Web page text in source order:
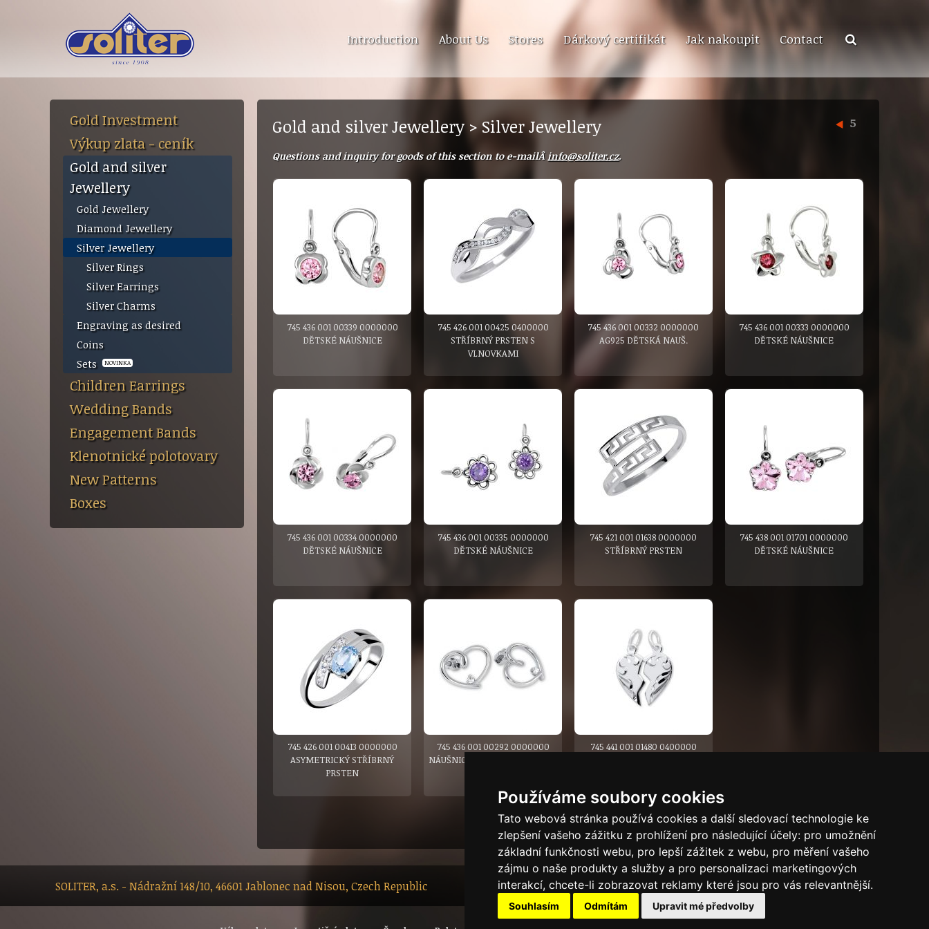
Používáme soubory cookies
Tato webová stránka používá cookies a další sledovací technologie ke
zlepšení vašeho zážitku z prohlížení pro následující účely: pro umožnění
základní funkčnosti webu, pro lepší zážitek z webu, pro měření vašeho
zájmu o naše produkty a služby a pro personalizaci marketingových
interakcí, chcete-li zobrazovat reklamy které jsou pro vás relevantnější.
Souhlasím Odmítám Upravit mé předvolby
Introduction About Us Stores Dárkový certifikát Jak nakoupit Contact
Gold Investment
Výkup zlata - ceník
Gold and silver
Jewellery
Gold Jewellery
Diamond Jewellery
Silver Jewellery
Silver Rings
Silver Earrings
Silver Charms
Engraving as desired
Coins
Sets
NOVINKA
Children Earrings
Wedding Bands
Engagement Bands
Klenotnické polotovary
New Patterns
Boxes
Gold and silver Jewellery > Silver Jewellery 5
Questions and inquiry for goods of this section to e-mailÂinfo@soliter.cz.
745 436 001 00339 0000000
DĚTSKÉ NÁUŠNICE
745 426 001 00425 0400000
STŘÍBRNÝ PRSTEN S
VLNOVKAMI
745 436 001 00332 0000000
AG925 DĚTSKÁ NAUŠ.
745 436 001 00333 0000000
DĚTSKÉ NÁUŠNICE
745 436 001 00334 0000000
DĚTSKÉ NÁUŠNICE
745 436 001 00335 0000000
DĚTSKÉ NÁUŠNICE
745 421 001 01638 0000000
STŘÍBRNÝ PRSTEN
745 438 001 01701 0000000
DĚTSKÉ NÁUŠNICE
745 426 001 00413 0000000
ASYMETRICKÝ STŘÍBRNÝ
PRSTEN
745 436 001 00292 0000000
NÁUŠNICE STŘÍBRNÉ VE TVARU
745 441 001 01480 0400000
PŘEDCHOZÍ |1 |2 |3 |4 |5
SOLITER, a.s. - Nádražní 148/10, 46601 Jablonec nad Nisou, Czech Republic Tech.info